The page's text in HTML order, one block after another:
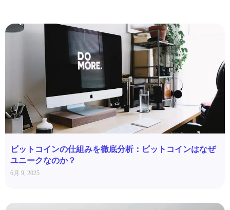
ビットコインの仕組みを徹底分析：ビットコインはなぜ
ユニークなのか？
6月 9, 2025